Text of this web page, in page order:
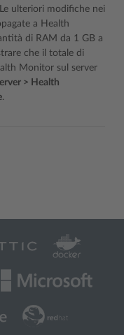
ulteriori modifiche nei
a Health
di RAM da 1 GB a
che il totale di
Monitor sul server
> Health
.